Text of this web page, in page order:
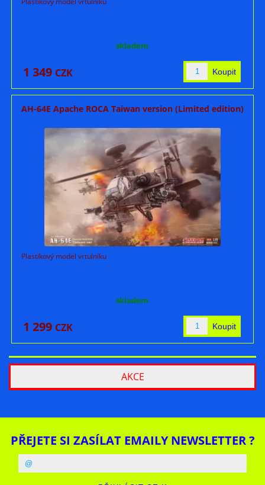
skladem
1 349 CZK
AH-64E Apache ROCA Taiwan version (Limited edition)
Plastikový model vrtulníku
skladem
1 299 CZK
AKCE
PŘEJETE SI ZASÍLAT EMAILY NEWSLETTER ?